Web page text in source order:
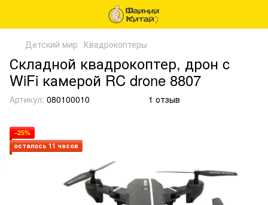
Детский мир Квадрокоптеры
Складной квадрокоптер, дрон c
WiFi камерой RC drone 8807
Артикул: 080100010 1 отзыв
−25%
осталось 11 часов